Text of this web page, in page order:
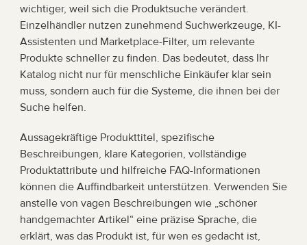
wichtiger, weil sich die Produktsuche verändert.
Einzelhändler nutzen zunehmend Suchwerkzeuge, KI-
Assistenten und Marketplace-Filter, um relevante
Produkte schneller zu finden. Das bedeutet, dass Ihr
Katalog nicht nur für menschliche Einkäufer klar sein
muss, sondern auch für die Systeme, die ihnen bei der
Suche helfen.
Aussagekräftige Produkttitel, spezifische
Beschreibungen, klare Kategorien, vollständige
Produktattribute und hilfreiche FAQ-Informationen
können die Auffindbarkeit unterstützen. Verwenden Sie
anstelle von vagen Beschreibungen wie „schöner
handgemachter Artikel“ eine präzise Sprache, die
erklärt, was das Produkt ist, für wen es gedacht ist,